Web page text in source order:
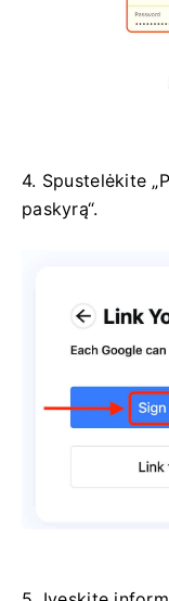
4. Spustelėkite
paskyrą“.